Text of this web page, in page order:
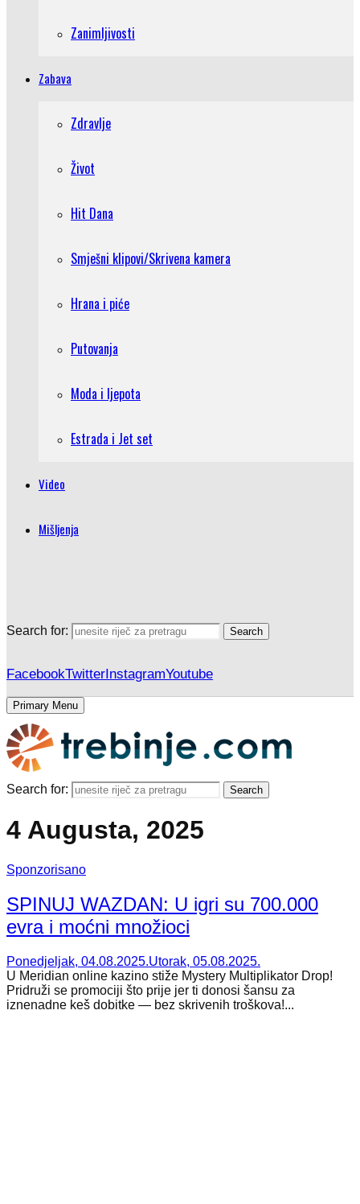
Zanimljivosti
Zabava
Zdravlje
Život
Hit Dana
Smješni klipovi/Skrivena kamera
Hrana i piće
Putovanja
Moda i ljepota
Estrada i Jet set
Video
Mišljenja
Search for: Search
FacebookTwitterInstagramYoutube
Primary Menu
Search for: Search
4 Augusta, 2025
Sponzorisano
SPINUJ WAZDAN: U igri su 700.000
evra i moćni množioci
Ponedjeljak, 04.08.2025.Utorak, 05.08.2025.
U Meridian online kazino stiže Mystery Multiplikator Drop!
Pridruži se promociji što prije jer ti donosi šansu za
iznenadne keš dobitke — bez skrivenih troškova!...